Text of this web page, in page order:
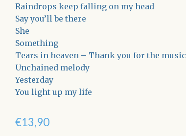
Raindrops keep falling on my head
Say you’ll be there
She
Something
Tears in heaven – Thank you for the music
Unchained melody
Yesterday
You light up my life
€13,90